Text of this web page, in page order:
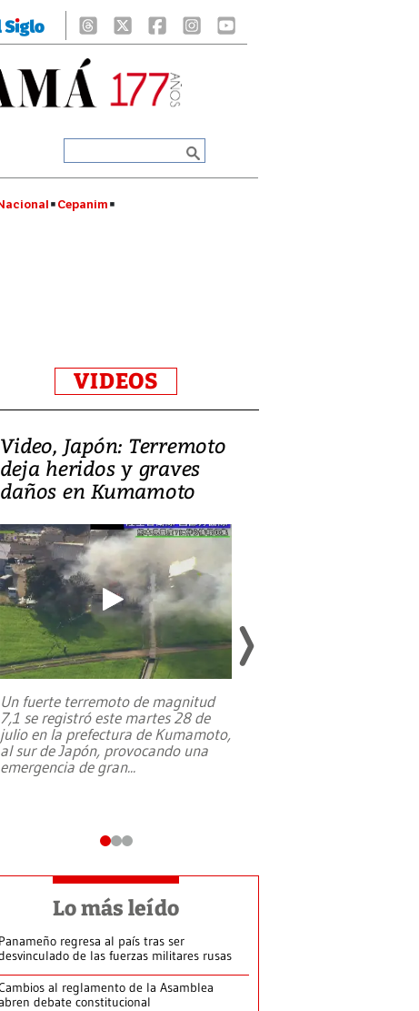
Cepanim
VIDEOS
Video, Japón: Terremoto
deja heridos y graves
daños en Kumamoto
Un fuerte terremoto de magnitud
7,1 se registró este martes 28 de
julio en la prefectura de Kumamoto,
al sur de Japón, provocando una
emergencia de gran...
Lo más leído
Panameño regresa al país tras ser
de las fuerzas militares rusas
al reglamento de la Asamblea
debate constitucional